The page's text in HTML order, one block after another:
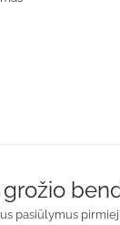
grožio
pasiūlymus